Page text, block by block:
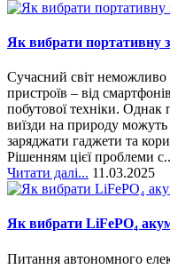
Як вибрати портативну
Сучасний світ неможливо
пристроїв – від
побутової техніки. Однак
виїзди на природу
заряджати гаджети та
Рішенням цієї проблеми с..
Читати далі... 11.03.2025
Як вибрати LiFePO₄
Питання автономного